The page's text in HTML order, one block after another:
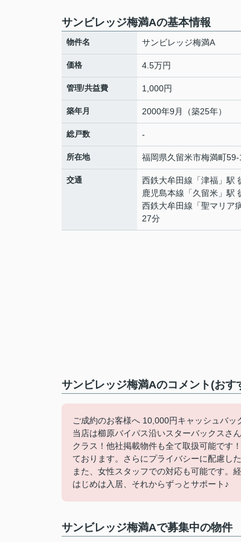
サンビレッジ梅満Aの基本情報
物件名 サンビレッジ梅満A
価格 4.5万円
管理/共益費 1,000円
築年月 2000年9月（築25年）
総戸数 -
所在地 福岡県久留米市梅満町59-
交通 西鉄大牟田線 「津福 」駅
鹿児島本線 「久留米 」駅
西鉄大牟田線 「聖マリア
27分
サンビレッジ梅満Aのコメント(おす
ご成約のお客様へ 10,000円キャッシュバッ
当店は櫛原バイパス沿いスターバックスさ
クラス！他社掲載物件も全て取扱可能です
ております。さらにプライバシーに配慮し
また、女性スタッフでの対応も可能です。
はじめは入居、それからずっとサポート♪
サンビレッジ梅満Aで募集中の物件